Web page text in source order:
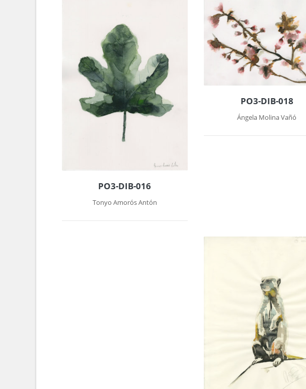
PO3-DIB-016
Tonyo Amorós Antón
PO3-DIB-018
Ángela Molina Vañó